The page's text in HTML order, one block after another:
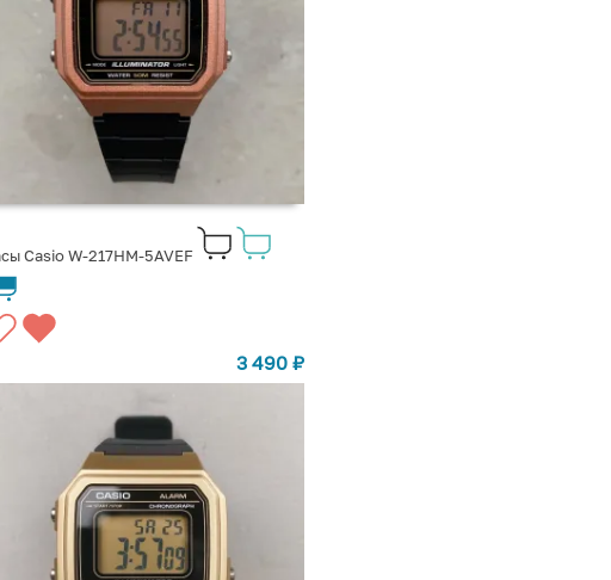
Casio W-217HM-5AVEF
3 490₽